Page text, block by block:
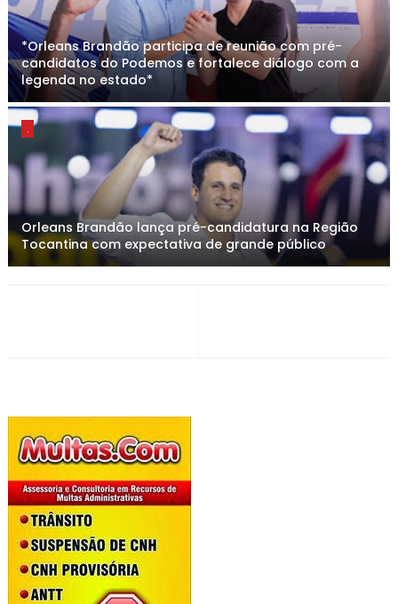
*Orleans Brandão participa de reunião com pré-
candidatos do Podemos e fortalece diálogo com a
legenda no estado*
.
Orleans Brandão lança pré-candidatura na Região
Tocantina com expectativa de grande público